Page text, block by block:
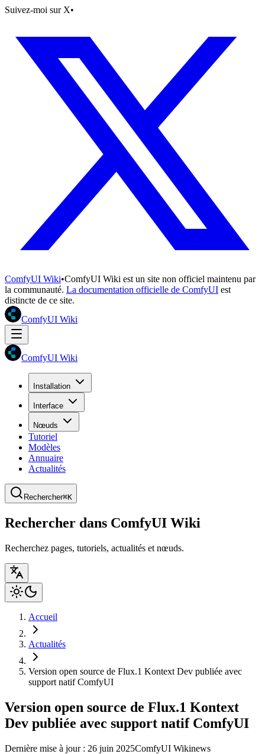
Suivez-moi sur X•
ComfyUI Wiki•ComfyUI Wiki est un site non officiel maintenu par
la communauté. La documentation officielle de ComfyUI est
distincte de ce site.
ComfyUI Wiki
ComfyUI Wiki
Installation
Interface
Nœuds
Tutoriel
Modèles
Annuaire
Actualités
Rechercher⌘K
Rechercher dans ComfyUI Wiki
Recherchez pages, tutoriels, actualités et nœuds.
Accueil
Actualités
Version open source de Flux.1 Kontext Dev publiée avec
support natif ComfyUI
Version open source de Flux.1 Kontext
Dev publiée avec support natif ComfyUI
Dernière mise à jour : 26 juin 2025ComfyUI Wikinews